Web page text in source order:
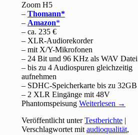
Zoom H5
–Thomann
–Amazon
– ca. 235 €
– XLR-Audiorekorder
– mit X/Y-Mikrofonen
– 24 Bit und 96 KHz als WAV Datei
– bis zu 4 Audiospuren gleichzeitig
aufnehmen
– SDHC-Speicherkarte bis zu 32GB
– 2 XLR Eingänge mit 48V
PhantomspeisungWeiterlesen →
Veröffentlicht unter Testberichte |
Verschlagwortet mit audioqualität,